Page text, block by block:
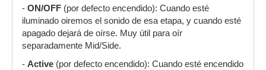
- ON/OFF (por defecto encendido): Cuando esté
iluminado oiremos el sonido de esa etapa, y cuando esté
apagado dejará de oírse. Muy útil para oír
separadamente Mid/Side.
- Active (por defecto encendido): Cuando esté encendido